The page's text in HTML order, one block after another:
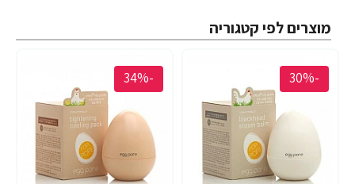
מוצרים לפי קטגוריה
-30%
-34%